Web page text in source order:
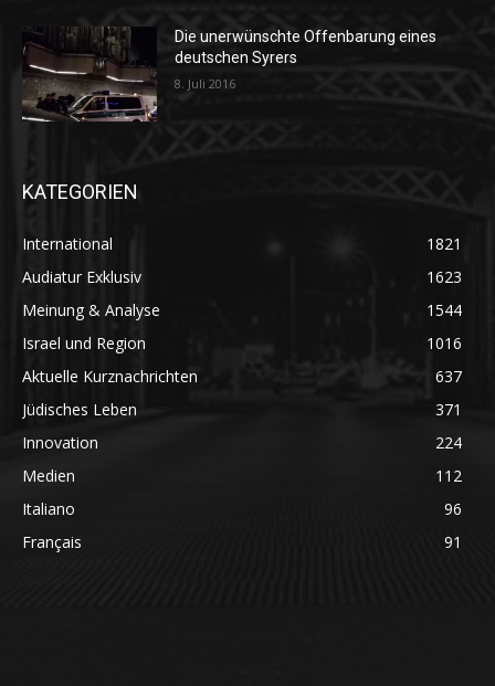
Die unerwünschte Offenbarung eines
deutschen Syrers
8. Juli 2016
KATEGORIEN
International
1821
Audiatur Exklusiv
1623
Meinung & Analyse
1544
Israel und Region
1016
Aktuelle Kurznachrichten
637
Jüdisches Leben
371
Innovation
224
Medien
112
Italiano
96
Français
91